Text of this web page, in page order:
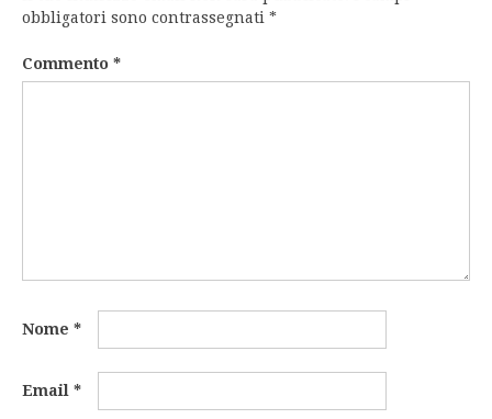
obbligatori sono contrassegnati *
Commento *
Nome *
Email *